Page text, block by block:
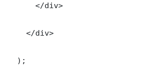
      </div>
    </div>
  );